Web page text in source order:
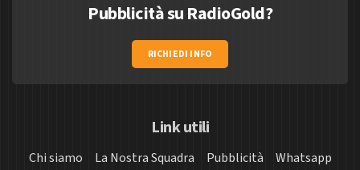
Pubblicità su RadioGold?
RICHIEDI INFO
Link utili
Chi siamo La Nostra Squadra Pubblicità
Whatsapp